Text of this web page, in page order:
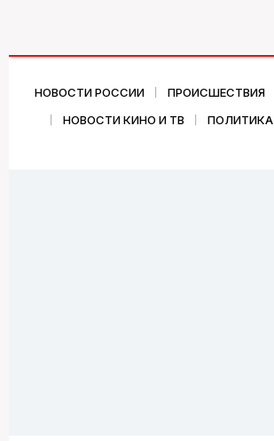
НОВОСТИ РОССИИ ПРОИСШЕСТВИЯ
НОВОСТИ КИНО И ТВ
ПОЛИТИКА